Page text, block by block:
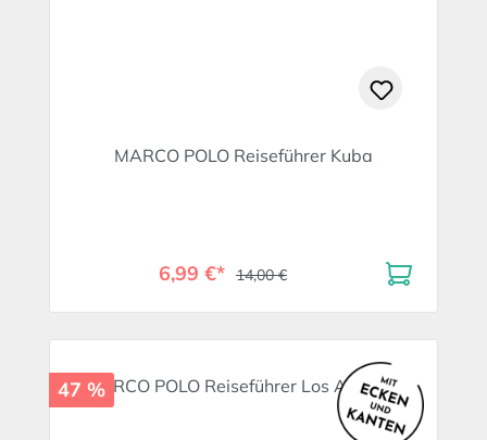
MARCO POLO Reiseführer Kuba
6,99 €* 14,00 €
47 %